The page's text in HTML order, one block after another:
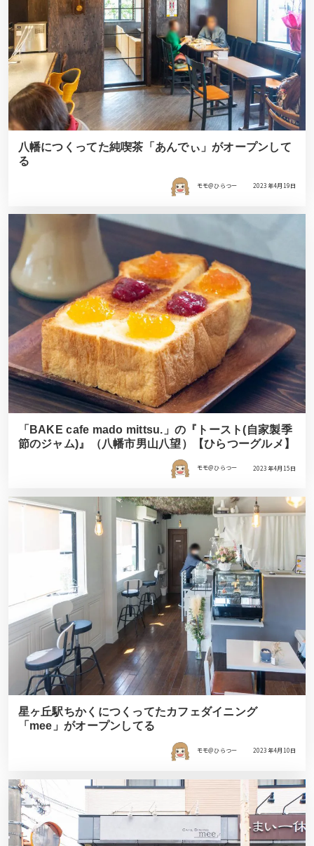
八幡につくってた純喫茶「あんでぃ」がオープンして
る
モモ＠ひらつー 2023年4月19日
「BAKE cafe mado mittsu.」の『トースト(自家製季
節のジャム)』（八幡市男山八望）【ひらつーグルメ】
モモ＠ひらつー 2023年4月15日
星ヶ丘駅ちかくにつくってたカフェダイニング
「mee」がオープンしてる
モモ＠ひらつー 2023年4月10日